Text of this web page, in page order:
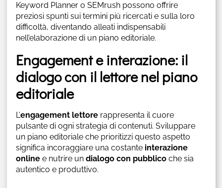
Keyword Planner o SEMrush possono offrire
preziosi spunti sui termini più ricercati e sulla loro
difficoltà, diventando alleati indispensabili
nell’elaborazione di un piano editoriale.
Engagement e interazione: il
dialogo con il lettore nel piano
editoriale
L’engagement lettorerappresenta il cuore
pulsante di ogni strategia di contenuti. Sviluppare
un piano editoriale che prioritizzi questo aspetto
significa incoraggiare una costante interazione
onlinee nutrire un dialogo con pubblicoche sia
autentico e produttivo.